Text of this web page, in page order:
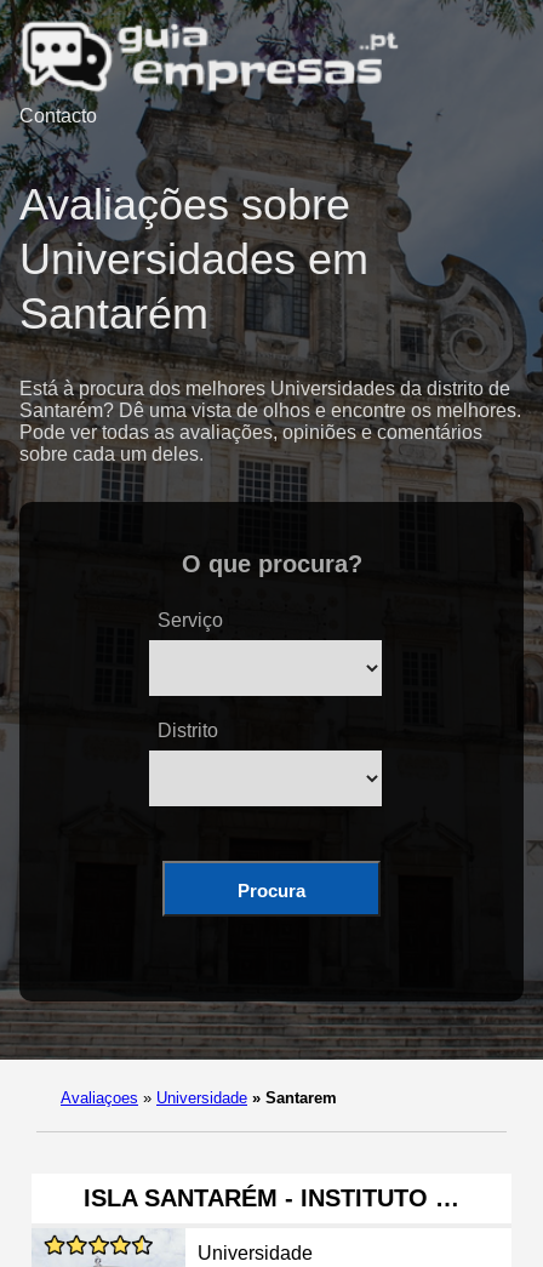
Contacto
Avaliações sobre
Universidades em
Santarém
Está à procura dos melhores Universidades da distrito de
Santarém? Dê uma vista de olhos e encontre os melhores.
Pode ver todas as avaliações, opiniões e comentários
sobre cada um deles.
O que procura?
Serviço
Distrito
Procura
Avaliaçoes » Universidade » Santarem
ISLA SANTARÉM - INSTITUTO …
Universidade